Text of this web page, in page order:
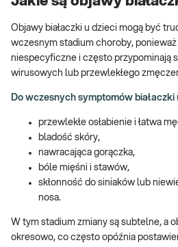
Objawy białaczki u dzieci mogą być
wczesnym stadium choroby,
niespecyficzne i często przypominają
wirusowych lub przewlekłego
Do wczesnych symptomów białaczki
przewlekłe osłabienie i łatwa
bladość skóry,
nawracająca gorączka,
bóle mięśni i stawów,
skłonność do siniaków lub
nosa.
W tym stadium zmiany są subtelne, a
okresowo, co często opóźnia